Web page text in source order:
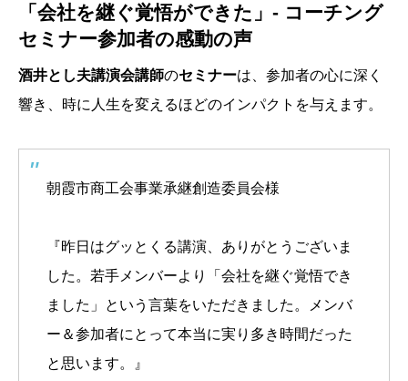
「会社を継ぐ覚悟ができた」- コーチング
セミナー参加者の感動の声
酒井とし夫講演会講師のセミナーは、参加者の心に深く
響き、時に人生を変えるほどのインパクトを与えます。
朝霞市商工会事業承継創造委員会様
『昨日はグッとくる講演、ありがとうございま
した。若手メンバーより「会社を継ぐ覚悟でき
ました」という言葉をいただきました。メンバ
ー＆参加者にとって本当に実り多き時間だった
と思います。』